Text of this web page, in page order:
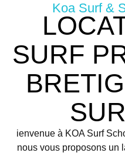
Koa Surf &
SURF
ienvenue à KOA Surf
nous vous proposons un